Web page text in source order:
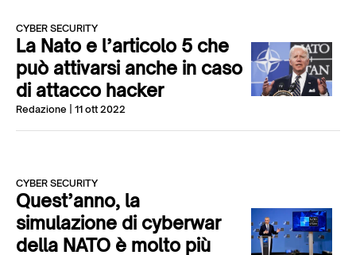
Chi siamo
Contatti
CYBER SECURITY
La Nato e l’articolo 5 che
può attivarsi anche in caso
di attacco hacker
Redazione | 11 ott 2022
CYBER SECURITY
Quest’anno, la
simulazione di cyberwar
della NATO è molto più